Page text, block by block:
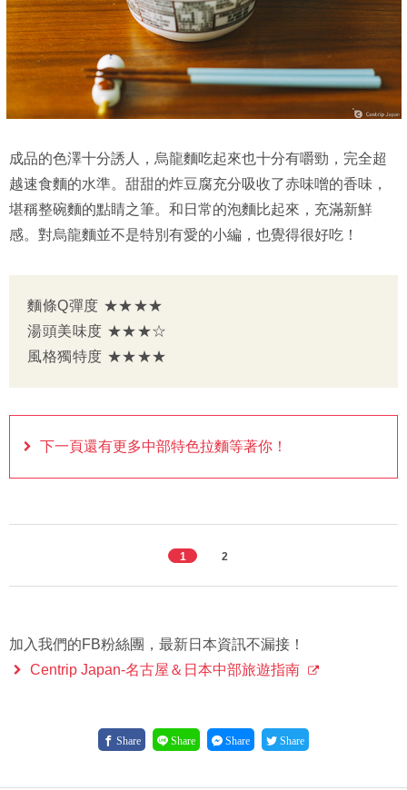
成品的色澤十分誘人，烏龍麵吃起來也十分有嚼勁，完全超
越速食麵的水準。甜甜的炸豆腐充分吸收了赤味噌的香味，
堪稱整碗麵的點睛之筆。和日常的泡麵比起來，充滿新鮮
感。對烏龍麵並不是特別有愛的小編，也覺得很好吃！
麵條Q彈度 ★★★★
湯頭美味度 ★★★☆
風格獨特度 ★★★★
下一頁還有更多中部特色拉麵等著你！
1 2
加入我們的FB粉絲團，最新日本資訊不漏接！
Centrip Japan-名古屋＆日本中部旅遊指南
Share Share Share Share